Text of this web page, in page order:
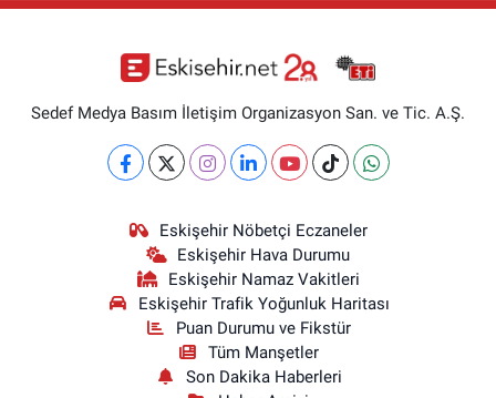
Sedef Medya Basım İletişim Organizasyon San. ve Tic. A.Ş.
Eskişehir Nöbetçi Eczaneler
Eskişehir Hava Durumu
Eskişehir Namaz Vakitleri
Eskişehir Trafik Yoğunluk Haritası
Puan Durumu ve Fikstür
Tüm Manşetler
Son Dakika Haberleri